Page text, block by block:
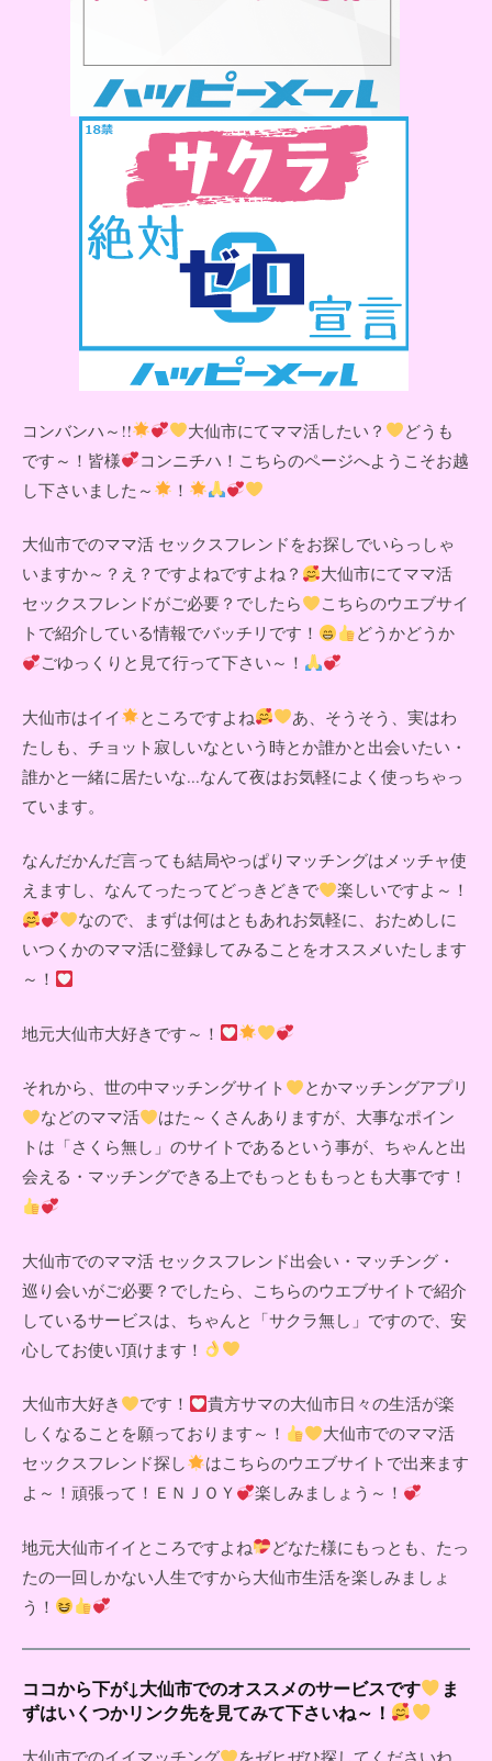
コンバンハ～!! 大仙市にてママ活したい？
どうも
です～！皆様
コンニチハ！こちらのページへようこそお越
し下さいました～
！
大仙市でのママ活 セックスフレンドをお探しでいらっしゃ
いますか～？え？ですよねですよね？
大仙市にてママ活
セックスフレンドがご必要？でしたら
こちらのウエブサイ
トで紹介している情報でバッチリです！
どうかどうか
ごゆっくりと見て行って下さい～！
大仙市はイイ ところですよね
あ、そうそう、実はわ
たしも、チョット寂しいなという時とか誰かと出会いたい・
誰かと一緒に居たいな...なんて夜はお気軽によく使っちゃっ
ています。
なんだかんだ言っても結局やっぱりマッチングはメッチャ使
えますし、なんてったってどっきどきで
楽しいですよ～！
なので、まずは何はともあれお気軽に、おためしに
いつくかのママ活に登録してみることをオススメいたします
～！
地元大仙市大好きです～！
それから、世の中マッチングサイト
とかマッチングアプリ
などのママ活
はた～くさんありますが、大事なポイン
トは「さくら無し」のサイトであるという事が、ちゃんと出
会える・マッチングできる上でもっとももっとも大事です！
大仙市でのママ活 セックスフレンド出会い・マッチング・
巡り会いがご必要？でしたら、こちらのウエブサイトで紹介
しているサービスは、ちゃんと「サクラ無し」ですので、安
心してお使い頂けます！
大仙市大好き です！
貴方サマの大仙市日々の生活が楽
しくなることを願っております～！
大仙市でのママ活
セックスフレンド探し
はこちらのウエブサイトで出来ます
よ～！頑張って！ＥＮＪＯＹ
楽しみましょう～！
地元大仙市イイところですよね
どなた様にもっとも、たっ
たの一回しかない人生ですから大仙市生活を楽しみましょ
う！
ココから下が↓大仙市でのオススメのサービスです
ま
ずはいくつかリンク先を見てみて下さいね～！